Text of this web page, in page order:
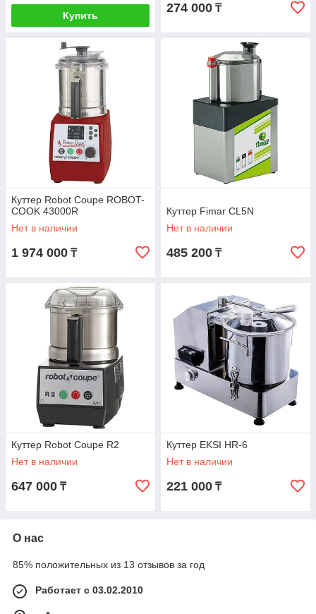
Купить
274 000 ₸
Куттер Robot Coupe ROBOT-
COOK 43000R
Нет в наличии
1 974 000 ₸
Куттер Fimar CL5N
Нет в наличии
485 200 ₸
Куттер Robot Coupe R2
Нет в наличии
647 000 ₸
Куттер EKSI HR-6
Нет в наличии
221 000 ₸
О нас
85% положительных из 13 отзывов за год
Работает с 03.02.2010